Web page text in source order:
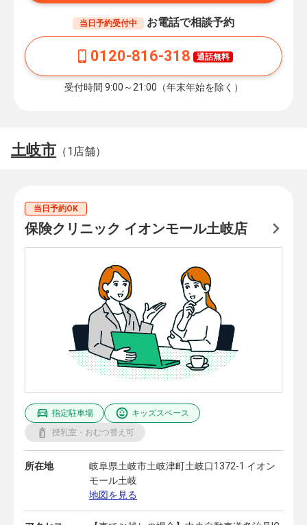
当日予約受付中 お電話で相談予約
0120-816-318 通話無料
受付時間 9:00～21:00（年末年始を除く）
土岐市 （1店舗）
当日予約OK
保険クリニック イオンモール土岐店
指定駐車場
キッズスペース
授乳室・おむつ替え可
所在地
岐阜県土岐市土岐津町土岐口1372-1 イオン
モール土岐
地図を見る